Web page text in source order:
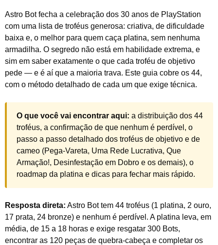
Astro Bot fecha a celebração dos 30 anos de PlayStation
com uma lista de troféus generosa: criativa, de dificuldade
baixa e, o melhor para quem caça platina, sem nenhuma
armadilha. O segredo não está em habilidade extrema, e
sim em saber exatamente o que cada troféu de objetivo
pede — e é aí que a maioria trava. Este guia cobre os 44,
com o método detalhado de cada um que exige técnica.
O que você vai encontrar aqui: a distribuição dos 44
troféus, a confirmação de que nenhum é perdível, o
passo a passo detalhado dos troféus de objetivo e de
cameo (Pega-Vareta, Uma Rede Lucrativa, Que
Armação!, Desinfestação em Dobro e os demais), o
roadmap da platina e dicas para fechar mais rápido.
Resposta direta: Astro Bot tem 44 troféus (1 platina, 2 ouro,
17 prata, 24 bronze) e nenhum é perdível. A platina leva, em
média, de 15 a 18 horas e exige resgatar 300 Bots,
encontrar as 120 peças de quebra-cabeça e completar os